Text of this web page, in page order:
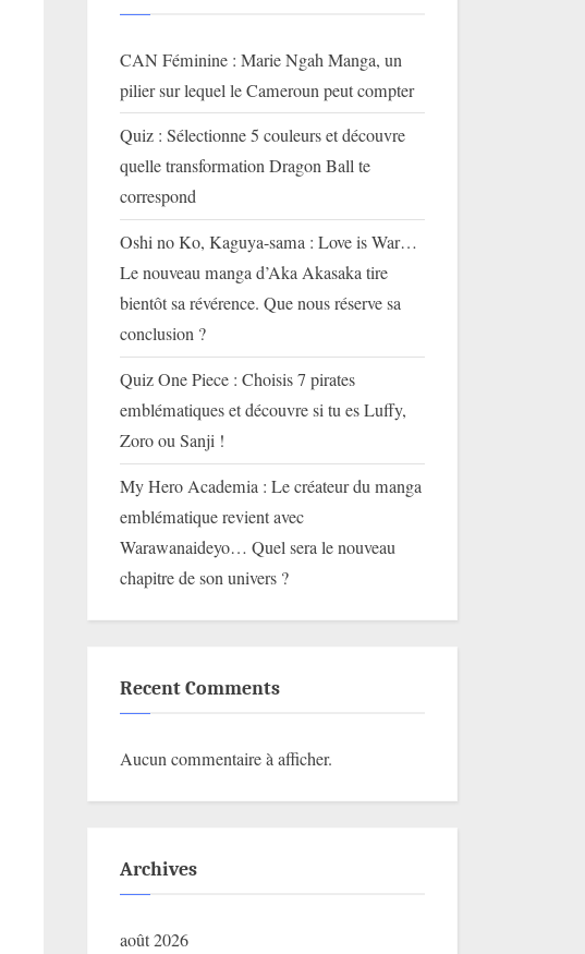
CAN Féminine : Marie Ngah Manga, un
pilier sur lequel le Cameroun peut compter
Quiz : Sélectionne 5 couleurs et découvre
quelle transformation Dragon Ball te
correspond
Oshi no Ko, Kaguya-sama : Love is War…
Le nouveau manga d’Aka Akasaka tire
bientôt sa révérence. Que nous réserve sa
conclusion ?
Quiz One Piece : Choisis 7 pirates
emblématiques et découvre si tu es Luffy,
Zoro ou Sanji !
My Hero Academia : Le créateur du manga
emblématique revient avec
Warawanaideyo… Quel sera le nouveau
chapitre de son univers ?
Recent Comments
Aucun commentaire à afficher.
Archives
août 2026